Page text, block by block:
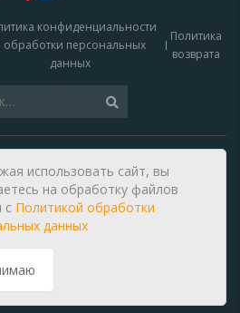
конфиденциальности
обработки персональных
данных
Политика
возврата
для электромобилей, кабели,
в Москве. Данный сайт носит
характер и ни при каких
офертой, определяемой
кодекса Российской
использовать сайт, вы
на обработку файлов
c Политикой обработки
данных